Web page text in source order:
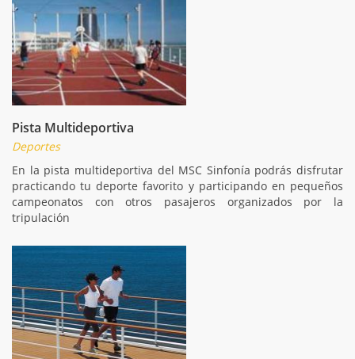
Pista Multideportiva
Deportes
En la pista multideportiva del MSC Sinfonía podrás disfrutar
practicando tu deporte favorito y participando en pequeños
campeonatos con otros pasajeros organizados por la
tripulación